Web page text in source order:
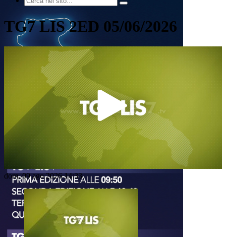
TG7 LIS 2ED 05/06/2026
Play
Video
dom, 09 ago 2026 14:33